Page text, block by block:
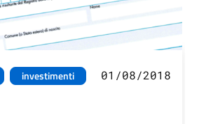
investimenti
01/08/2018